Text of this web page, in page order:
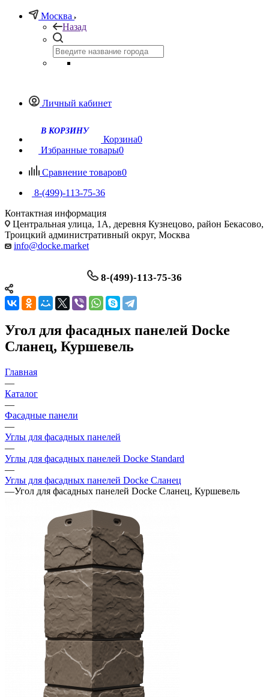
Москва
Назад
Личный кабинет
Корзина0
Избранные товары0
Сравнение товаров0
8-(499)-113-75-36
Контактная информация
Центральная улица, 1А, деревня Кузнецово, район Бекасово,
Троицкий административный округ, Москва
info@docke.market
8-(499)-113-75-36
Угол для фасадных панелей Docke
Сланец, Куршевель
Главная
—
Каталог
—
Фасадные панели
—
Углы для фасадных панелей
—
Углы для фасадных панелей Docke Standard
—
Углы для фасадных панелей Docke Сланец
—Угол для фасадных панелей Docke Сланец, Куршевель